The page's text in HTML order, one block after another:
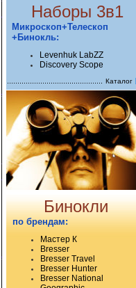
Наборы 3в1
Микроскоп+Телескоп
+Бинокль:
Levenhuk LabZZ
Discovery Scope
Каталог
Бинокли
по брендам:
Мастер К
Bresser
Bresser Travel
Bresser Hunter
Bresser National